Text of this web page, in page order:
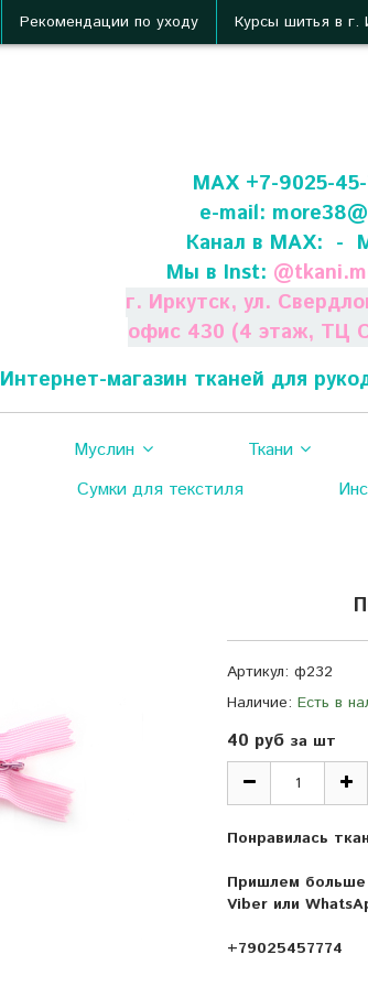
Рекомендации по уходу Курсы шитья в г.
МАХ +7-9025-
e-mail:
Канал в МАХ: -
Мы в Inst: @
г. Иркутск, ул.
офис 430 (4 этаж, ТЦ
Интернет-магазин тканей для
Муслин Ткани
Сумки для текстиля
Артикул: ф232
Наличие: Есть в
40 руб за шт
Понравилась
Пришлем больше
Viber или
+79025457774